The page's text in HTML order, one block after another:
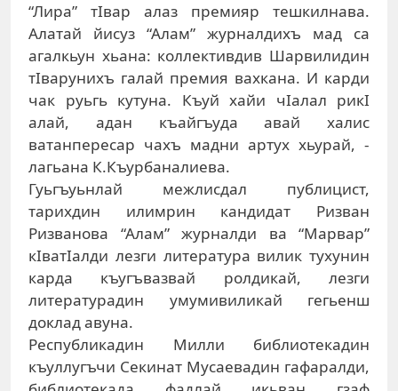
“Лира” тIвар алаз премияр тешкилнава.
Алатай йисуз “Алам” журналдихъ мад са
агалкьун хьана: коллективдив Шарвилидин
тIварунихъ галай премия вахкана. И карди
чак руьгь кутуна. Къуй хайи чIалал рикI
алай, адан къайгъуда авай халис
ватанпересар чахъ мадни артух хьурай, -
лагьана К.Къурбаналиева.
Гуьгъуьнлай межлисдал публицист,
тарихдин илимрин кандидат Ризван
Ризванова “Алам” журналди ва “Марвар”
кIватIалди лезги литература вилик тухунин
карда къугъвазвай ролдикай, лезги
литературадин умумивиликай гегьенш
доклад авуна.
Республикадин Милли библиотекадин
къуллугъчи Секинат Мусаевадин гафаралди,